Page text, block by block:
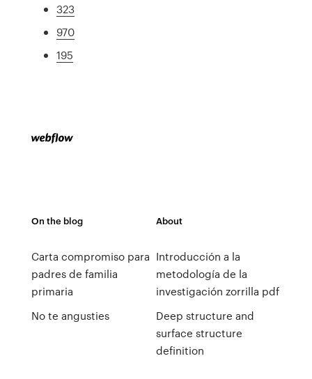
323
970
195
On the blog
Carta compromiso para
padres de familia
primaria
No te angusties
About
Introducción a la
metodología de la
investigación zorrilla pdf
Deep structure and
surface structure
definition